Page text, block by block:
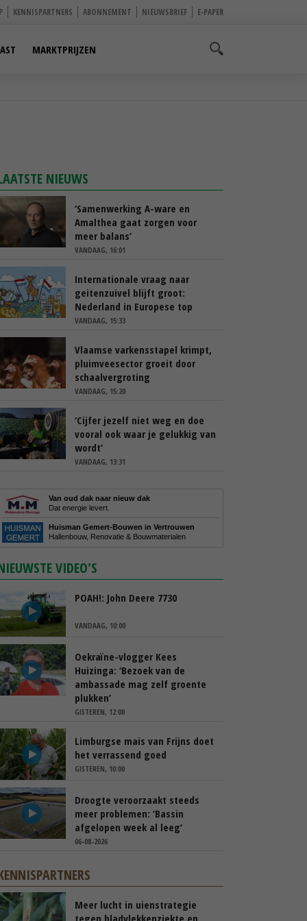
KENNISPARTNERS ABONNEMENT NIEUWSBRIEF E-PAPER
MARKTPRIJZEN
NIEUWS
‘Samenwerking A-ware en
Amalthea gaat zorgen voor
meer balans’
VANDAAG, 16:01
Internationale vraag naar
geitenzuivel blijft groot:
Nederland in Europese top
VANDAAG, 15:33
Vlaamse varkensstapel krimpt,
pluimveesector groeit door
schaalvergroting
VANDAAG, 15:20
‘Cijfer jezelf niet weg en doe
vooral ook waar je gelukkig van
wordt’
VANDAAG, 13:31
Van oud dak naar nieuw dak
Dat energie levert.
Huisman Gemert-Bouwen in Vertrouwen
Hallenbouw, Renovatie & Bouwmaterialen
VIDEO'S
POAH!: John Deere 7730
VANDAAG, 10:00
Oekraïne-vlogger Kees
Huizinga: ‘Bezoek van de
ambassade mag zelf groente
plukken’
GISTEREN, 12:00
Limburgse mais van Frijns doet
het verrassend goed
GISTEREN, 10:00
Droogte veroorzaakt steeds
meer problemen: ‘Bassin
afgelopen week al leeg’
06-08-2026
Meer lucht in uienstrategie
tegen bladvlekkenziekte en